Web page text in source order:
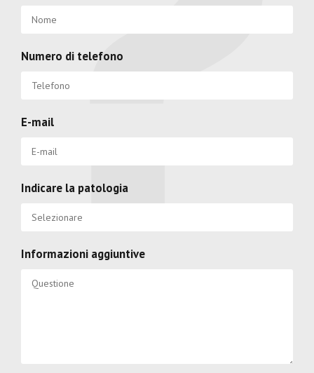
Numero di telefono
E-mail
Indicare la patologia
Informazioni aggiuntive